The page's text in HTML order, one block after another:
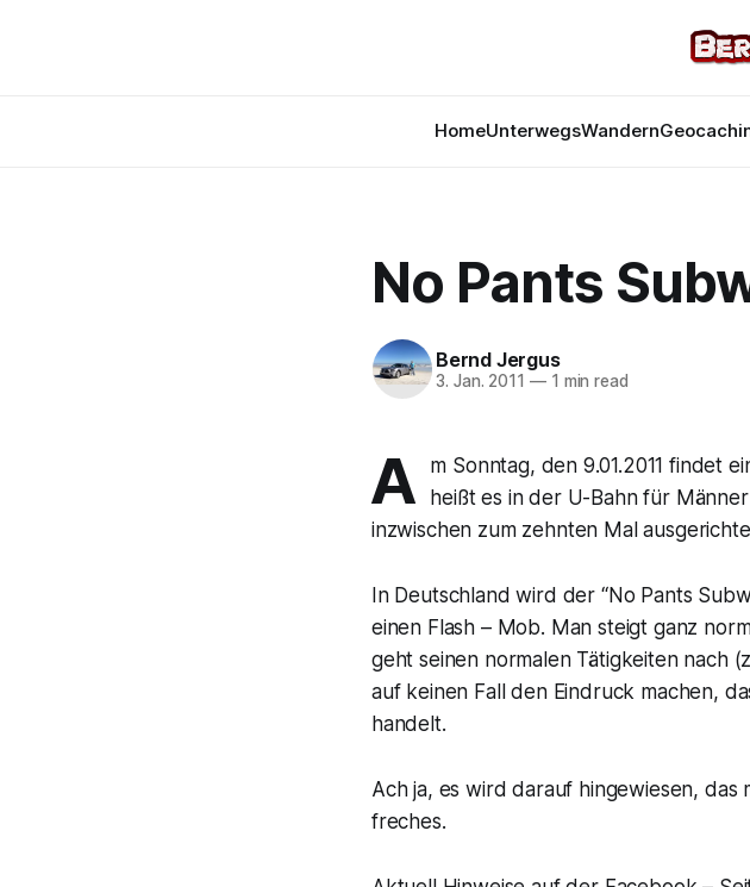
HomeUnterwegsWandern
No Pants
Bernd Jergus
3. Jan. 2011 —1 min read
A
m Sonntag, den 9.01.2011 findet
heißt es in der U-Bahn für
inzwischen zum zehnten Mal
In Deutschland wird der “No Pants
einen Flash – Mob. Man steigt ganz
geht seinen normalen Tätigkeiten nach
auf keinen Fall den Eindruck machen,
handelt.
Ach ja, es wird darauf hingewiesen,
freches.